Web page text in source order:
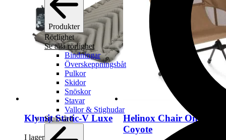
Produkter
Rörlighet
Se alla rörlighet
Bindningar
Överskeppningsbåt
Pulkor
Skidor
Snöskor
Stavar
Vallor & Stighudar
Sjukvård
Klymit Static-V Luxe
I lager
Helinox Chair One
Coyote